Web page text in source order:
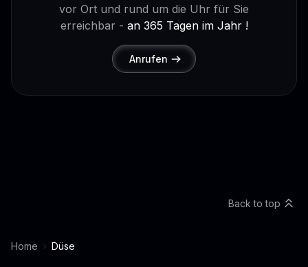
vor Ort und rund um die Uhr für Sie
erreichbar - an 365 Tagen im Jahr !
Anrufen
Home Düse
Back to top